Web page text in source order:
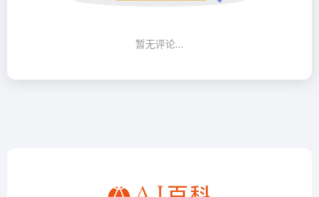
暂无评论...